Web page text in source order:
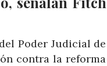
Poder Judicial de
contra la reforma